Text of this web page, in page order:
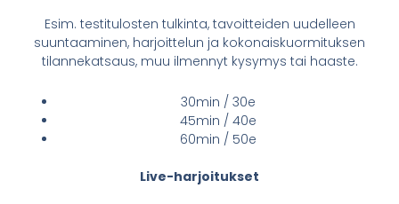
Esim. testitulosten tulkinta, tavoitteiden uudelleen
suuntaaminen, harjoittelun ja kokonaiskuormituksen
tilannekatsaus, muu ilmennyt kysymys tai haaste.
30min / 30e
45min / 40e
60min / 50e
Live-harjoitukset